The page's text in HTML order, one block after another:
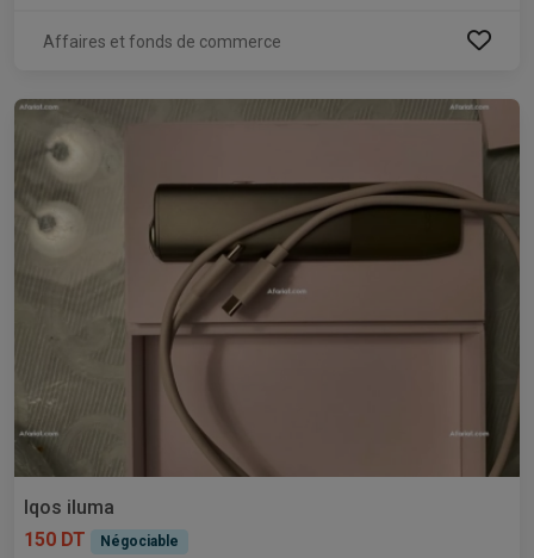
Affaires et fonds de commerce
Iqos iluma
150 DT
Négociable